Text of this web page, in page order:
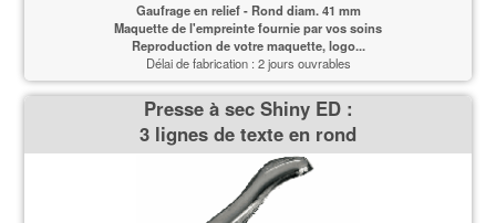
Gaufrage en relief - Rond diam. 41 mm
Maquette de l'empreinte fournie par vos soins
Reproduction de votre maquette, logo...
Délai de fabrication : 2 jours ouvrables
Presse à sec Shiny ED :
3 lignes de texte en rond